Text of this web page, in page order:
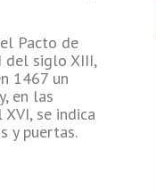
Pacto de
del siglo XIII,
1467 un
en las
se indica
y puertas.